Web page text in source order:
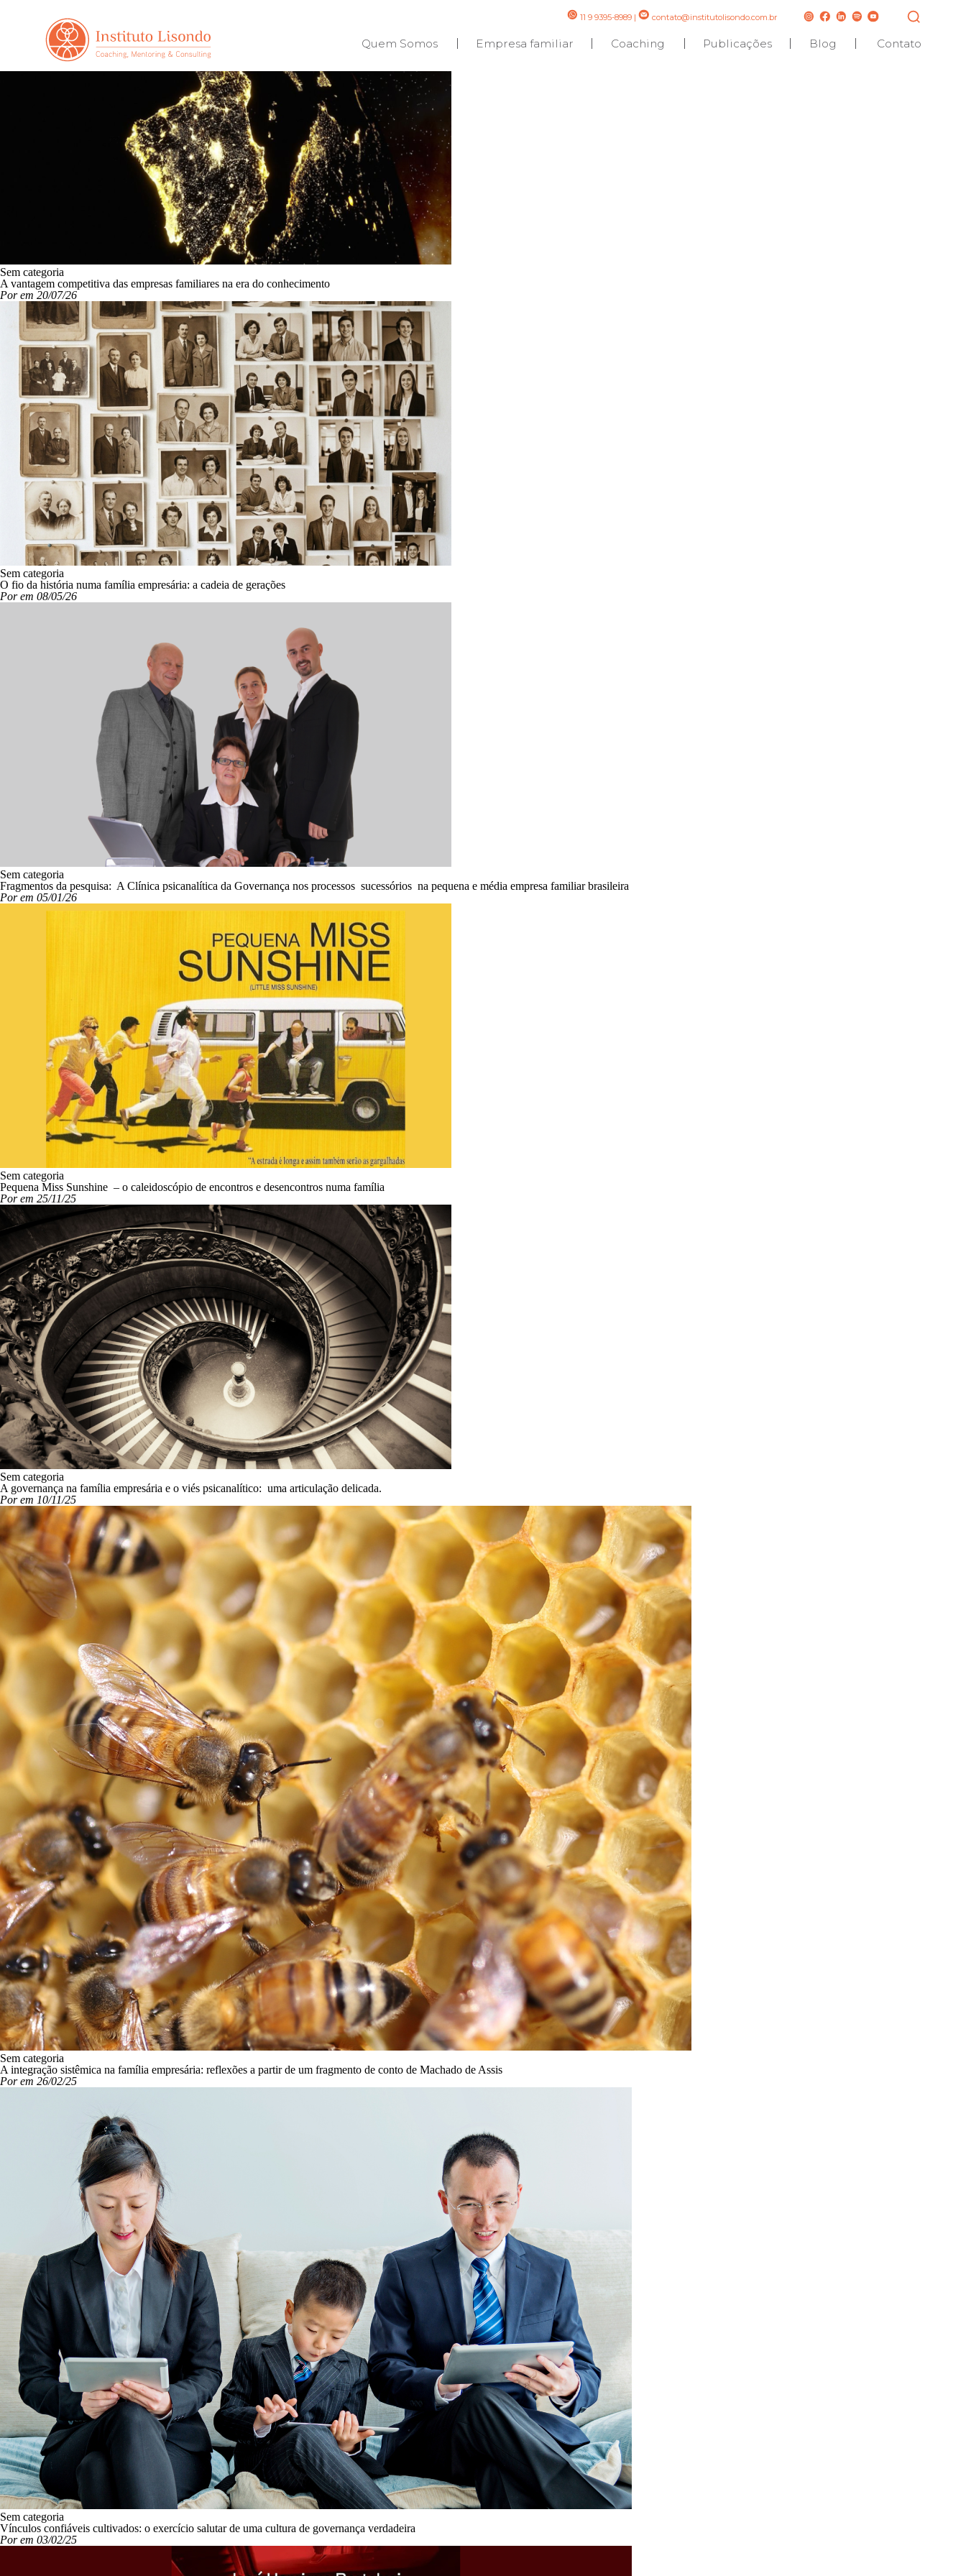
11 9 9395-8989 | contato@institutolisondo.com.br
Quem Somos Empresa familiar Coaching Publicações Blog Contato
Sem categoria
A vantagem competitiva das empresas familiares na era do conhecimento
Por em 20/07/26
Sem categoria
O fio da história numa família empresária: a cadeia de gerações
Por em 08/05/26
Sem categoria
Fragmentos da pesquisa: A Clínica psicanalítica da Governança nos processos sucessórios na pequena e média empresa familiar brasileira
Por em 05/01/26
Sem categoria
Pequena Miss Sunshine – o caleidoscópio de encontros e desencontros numa família
Por em 25/11/25
Sem categoria
A governança na família empresária e o viés psicanalítico: uma articulação delicada.
Por em 10/11/25
Sem categoria
A integração sistêmica na família empresária: reflexões a partir de um fragmento de conto de Machado de Assis
Por em 26/02/25
Sem categoria
Vínculos confiáveis cultivados: o exercício salutar de uma cultura de governança verdadeira
Por em 03/02/25